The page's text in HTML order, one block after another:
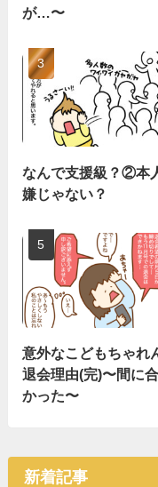
が…〜
なんで支援級？②本
嫌じゃない？
意外なこどもちゃれ
退会理由(完)〜間に
かった〜
新着記事